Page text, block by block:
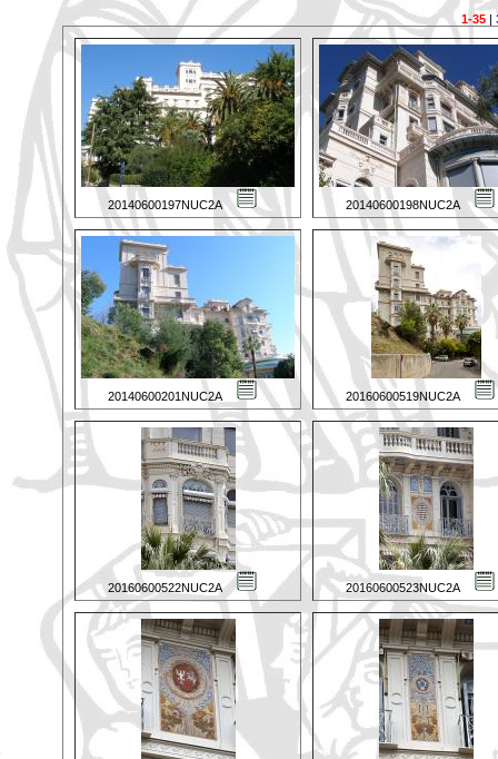
1-35|
20140600197NUC2A 20140600198NUC2A
20140600201NUC2A 20160600519NUC2A
20160600522NUC2A 20160600523NUC2A